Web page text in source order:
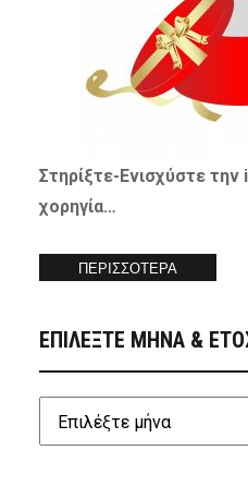
Στηρίξτε-Ενισχύστετην
χορηγία…
ΠΕΡΙΣΣΟΤΕΡΑ
ΕΠΙΛΕΞΤΕ ΜΗΝΑ &